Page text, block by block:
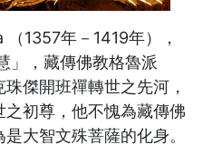
1357年－1419年），
」，藏傳佛教格魯派
珠傑開班禪轉世之先河，
初尊，他不愧為藏傳佛
大智文殊菩薩的化身。